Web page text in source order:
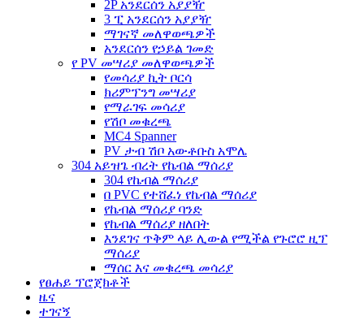
2P አንደርሰን አያያዥ
3 ፒ አንደርሰን አያያዥ
ማገናኛ መለዋወጫዎች
አንደርሰን የኃይል ገመድ
የ PV መሣሪያ መለዋወጫዎች
የመሳሪያ ኪት ቦርሳ
ክሪምፕንግ መሣሪያ
የማራገፍ መሳሪያ
የሽቦ መቁረጫ
MC4 Spanner
PV ታብ ሽቦ አውቶቡስ አሞሌ
304 አይዝጌ ብረት የኬብል ማሰሪያ
304 የኬብል ማሰሪያ
በ PVC የተሸፈነ የኬብል ማሰሪያ
የኬብል ማሰሪያ ባንድ
የኬብል ማሰሪያ ዘለበት
እንደገና ጥቅም ላይ ሊውል የሚችል የጉሮሮ ዚፕ
ማሰሪያ
ማሰር እና መቁረጫ መሳሪያ
የፀሐይ ፕሮጀክቶች
ዜና
ተገናኝ